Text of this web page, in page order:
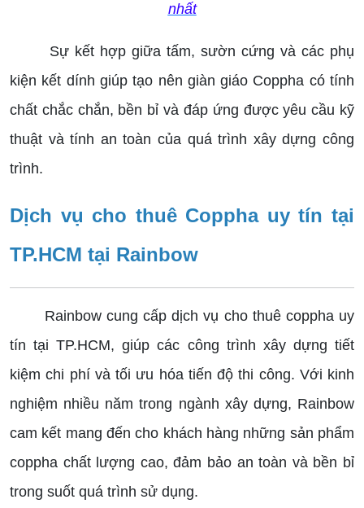
nhất
Sự kết hợp giữa tấm, sườn cứng và các phụ
kiện kết dính giúp tạo nên giàn giáo Coppha có tính
chất chắc chắn, bền bỉ và đáp ứng được yêu cầu kỹ
thuật và tính an toàn của quá trình xây dựng công
trình.
Dịch vụ cho thuê Coppha uy tín tại
TP.HCM tại Rainbow
Rainbow cung cấp dịch vụ cho thuê coppha uy
tín tại TP.HCM, giúp các công trình xây dựng tiết
kiệm chi phí và tối ưu hóa tiến độ thi công. Với kinh
nghiệm nhiều năm trong ngành xây dựng, Rainbow
cam kết mang đến cho khách hàng những sản phẩm
coppha chất lượng cao, đảm bảo an toàn và bền bỉ
trong suốt quá trình sử dụng.